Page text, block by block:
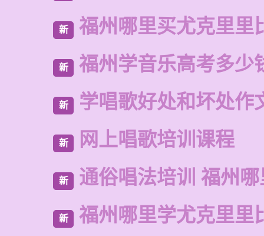
新 福州哪里买尤克里里
新 福州学音乐高考多少
新 学唱歌好处和坏处作
新 网上唱歌培训课程
新 通俗唱法培训 福州
新 福州哪里学尤克里里